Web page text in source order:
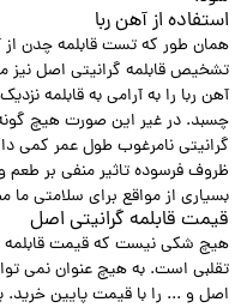
استفاده از آهن ربا
همان طور که تست قابلمه چدن از
تشخیص قابلمه گرانیتی اصل نیز
آهن ربا را به آرامی به قابلمه
چسبد. در غیر این صورت هیچ
گرانیتی نامرغوب طول عمر کمی
ظروف فرسوده تاثیر منفی بر
بسیاری از مواقع برای سلامتی ما
قیمت قابلمه گرانیتی اصل
هیچ شکی نیست که قیمت قابلمه
تقلبی است. به هیچ عنوان نمی
اصل و ... را با قیمت پایین